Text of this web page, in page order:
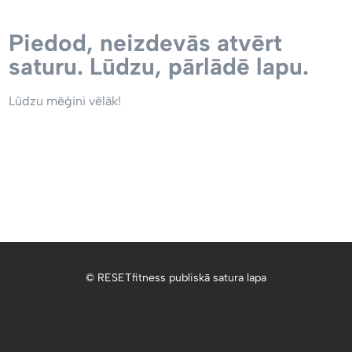
Piedod, neizdevās atvērt
saturu. Lūdzu, pārlādē lapu.
Lūdzu mēģini vēlāk!
© RESETfitness publiskā satura lapa